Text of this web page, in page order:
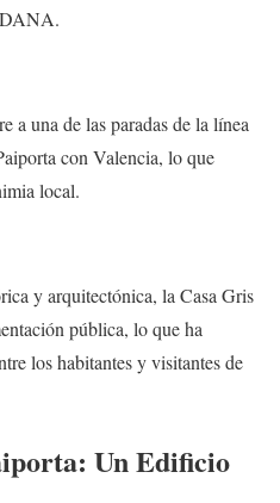
DANA.
a una de las paradas de la línea
con Valencia, lo que
local.
y arquitectónica, la Casa Gris
pública, lo que ha
los habitantes y visitantes de
Un Edificio